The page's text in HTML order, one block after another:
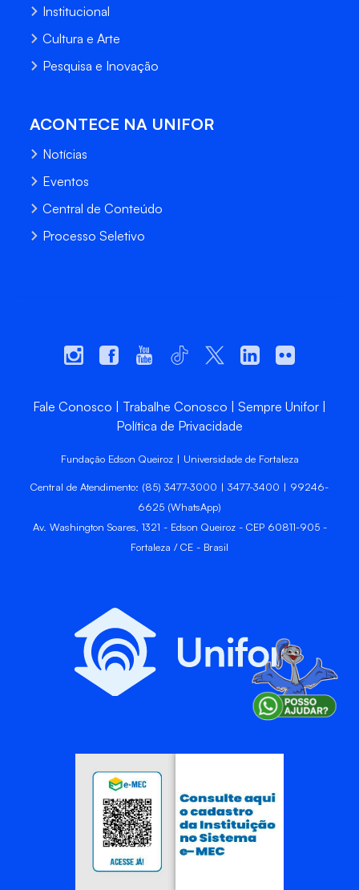
Institucional
Cultura e Arte
Pesquisa e Inovação
ACONTECE NA UNIFOR
Notícias
Eventos
Central de Conteúdo
Processo Seletivo
Fale Conosco Trabalhe Conosco
Sempre Unifor
Política de Privacidade
Fundação Edson Queiroz | Universidade de Fortaleza
Central de Atendimento: (85) 3477-3000 | 3477-3400 | 99246-
6625 (WhatsApp)
Av. Washington Soares, 1321 - Edson Queiroz - CEP 60811-905 -
Fortaleza / CE - Brasil